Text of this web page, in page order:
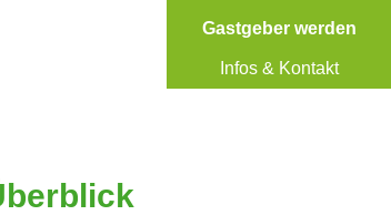
Gastgeber werden
Infos & Kontakt